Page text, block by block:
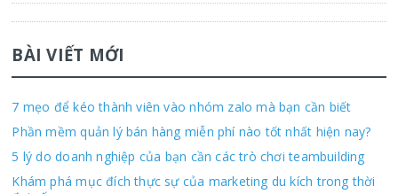
BÀI VIẾT MỚI
7 mẹo để kéo thành viên vào nhóm zalo mà bạn cần biết
Phần mềm quản lý bán hàng miễn phí nào tốt nhất hiện nay?
5 lý do doanh nghiệp của bạn cần các trò chơi teambuilding
Khám phá mục đích thực sự của marketing du kích trong thời